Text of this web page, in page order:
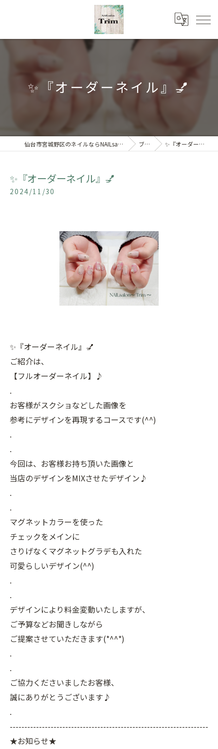
✨『オーダーネイル』💅
仙台市宮城野区のネイルならNAILsalon Trim 【トリム】 ブログ ✨『オーダーネイル』💅
✨『オーダーネイル』💅
2024/11/30
✨『オーダーネイル』💅
ご紹介は、
【フルオーダーネイル】♪
.
お客様がスクショなどした画像を
参考にデザインを再現するコースです(^^)
.
.
今回は、お客様お持ち頂いた画像と
当店のデザインをMIXさせたデザイン♪
.
.
マグネットカラーを使った
チェックをメインに
さりげなくマグネットグラデも入れた
可愛らしいデザイン(^^)
.
.
デザインにより料金変動いたしますが、
ご予算などお聞きしながら
ご提案させていただきます(*^^*)
.
.
ご協力くださいましたお客様、
誠にありがとうございます♪
.
--------------------------------------------------------------------
★お知らせ★